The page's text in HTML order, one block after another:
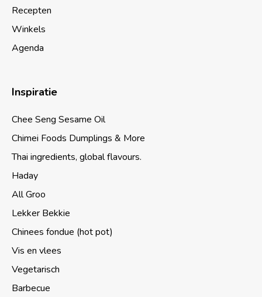
Recepten
Winkels
Agenda
Inspiratie
Chee Seng Sesame Oil
Chimei Foods Dumplings & More
Thai ingredients, global flavours.
Haday
All Groo
Lekker Bekkie
Chinees fondue (hot pot)
Vis en vlees
Vegetarisch
Barbecue